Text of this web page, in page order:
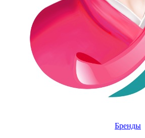
Бренды